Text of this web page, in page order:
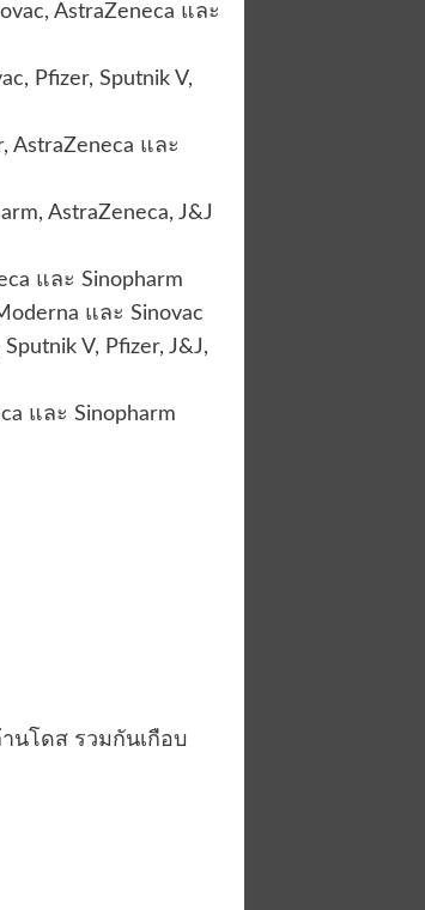
AstraZeneca และ
Pfizer, Sputnik V,
AstraZeneca และ
AstraZeneca, J&J
และ Sinopharm
และ Sinovac
V, Pfizer, J&J,
และ Sinopharm
นโดส รวมกันเกือบ